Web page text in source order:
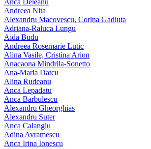
Andreea Nita
Alexandru Macovescu, Corina Gadiuta
Adriana-Raluca Lungu
Aida Budu
Andreea Rosemarie Lutic
Alina Vasile, Cristina Arion
Anacaona Mindrila-Sonetto
Ana-Maria Datcu
Alina Rudeanu
Anca Lepadatu
Anca Barbulescu
Alexandru Gheorghias
Alexandru Suter
Anca Calangiu
Adina Avramescu
Anca Irina Ionescu